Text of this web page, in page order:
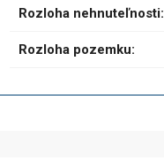
Rozloha nehnuteľnosti:
Rozloha pozemku: